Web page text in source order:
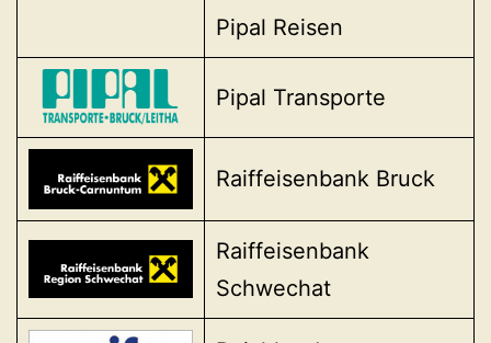
Pipal Reisen
Pipal Transporte
Raiffeisenbank Bruck
Raiffeisenbank
Schwechat